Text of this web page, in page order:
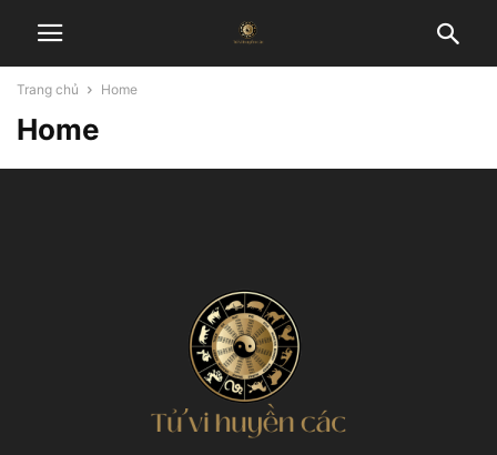
Trang chủ Home
Home